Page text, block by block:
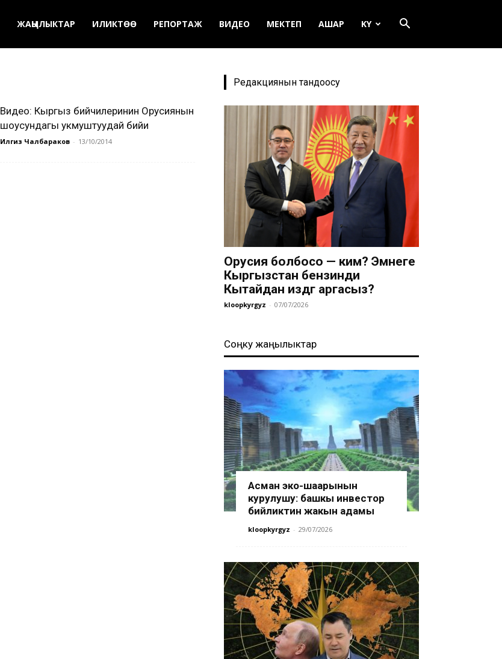
ЖАҢЫЛЫКТАР ИЛИКТӨӨ РЕПОРТАЖ ВИДЕО МЕКТЕП АШАР KY
Видео: Кыргыз бийчилеринин Орусиянын
шоусундагы укмуштуудай бийи
Илгиз Чалбараков - 13/10/2014
Редакциянын тандоосу
Орусия болбосо — ким? Эмнеге
Кыргызстан бензинди
Кытайдан издөөгө аргасыз?
kloopkyrgyz - 07/07/2026
Соңку жаңылыктар
Асман эко-шаарынын
курулушу: башкы инвестор
бийликтин жакын адамы
kloopkyrgyz - 29/07/2026